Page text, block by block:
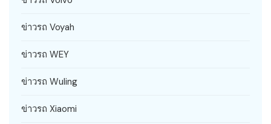
ข่าวรถ Voyah
ข่าวรถ WEY
ข่าวรถ Wuling
ข่าวรถ Xiaomi